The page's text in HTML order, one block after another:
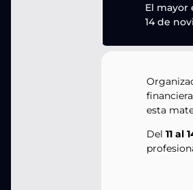
El mayor
14 de
esta
Del 11 al